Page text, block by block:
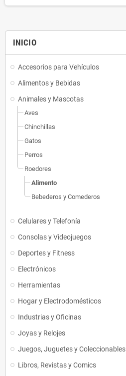
INICIO
Accesorios para Vehículos
Alimentos y Bebidas
Animales y Mascotas
Aves
Chinchillas
Gatos
Perros
Roedores
Alimento
Bebederos y Comederos
Celulares y Telefonía
Consolas y Videojuegos
Deportes y Fitness
Electrónicos
Herramientas
Hogar y Electrodomésticos
Industrias y Oficinas
Joyas y Relojes
Juegos, Juguetes y Coleccionables
Libros, Revistas y Comics